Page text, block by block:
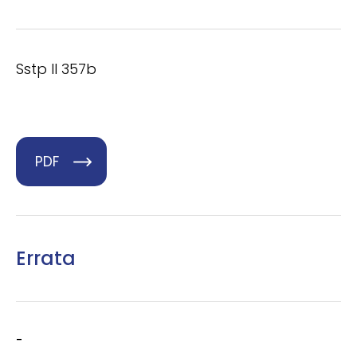
Sstp II 357b
PDF
Errata
-